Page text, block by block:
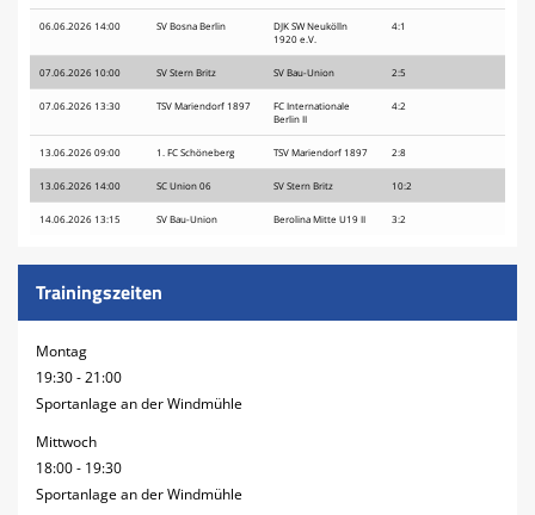
06.06.2026 14:00 SV Bosna Berlin
DJK SW Neukölln
1920 e.V.
4:1
07.06.2026 10:00 SV Stern Britz SV Bau-Union 2:5
07.06.2026 13:30 TSV Mariendorf 1897
FC Internationale
Berlin II
4:2
13.06.2026 09:00 1. FC Schöneberg TSV Mariendorf 1897 2:8
13.06.2026 14:00 SC Union 06 SV Stern Britz 10:2
14.06.2026 13:15 SV Bau-Union Berolina Mitte U19 II 3:2
Trainingszeiten
Montag
19:30 - 21:00
Sportanlage an der Windmühle
Mittwoch
18:00 - 19:30
Sportanlage an der Windmühle